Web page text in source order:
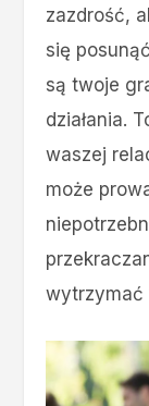
zazdrość,
się
są twoje
działania.
waszej
może
wytrzymać